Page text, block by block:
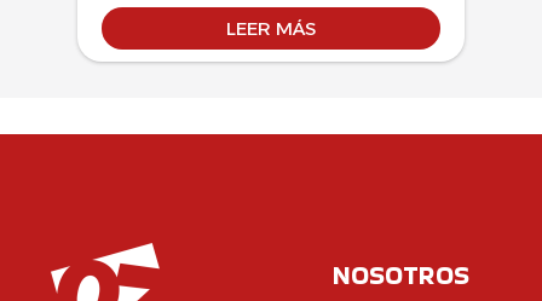
LEER MÁS
NOSOTROS